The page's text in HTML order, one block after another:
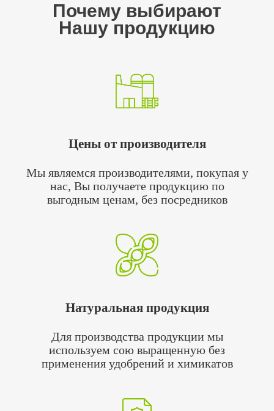
Почему выбирают
Нашу продукцию
Цены от производителя
Мы являемся производителями, покупая у
нас, Вы получаете продукцию по
выгодным ценам, без посредников
Натуральная продукция
Для производства продукции мы
используем сою выращенную без
применения удобрений и химикатов